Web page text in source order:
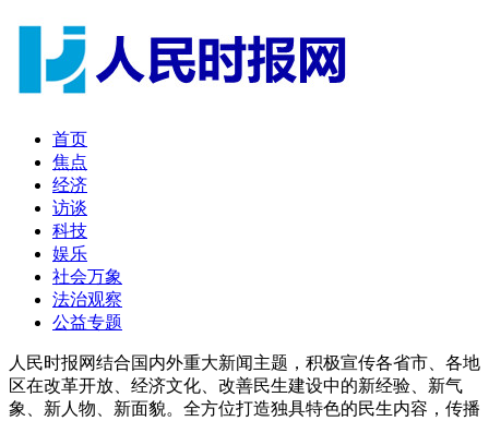
首页
焦点
经济
访谈
科技
娱乐
社会万象
法治观察
公益专题
人民时报网结合国内外重大新闻主题，积极宣传各省市、各地
区在改革开放、经济文化、改善民生建设中的新经验、新气
象、新人物、新面貌。全方位打造独具特色的民生内容，传播